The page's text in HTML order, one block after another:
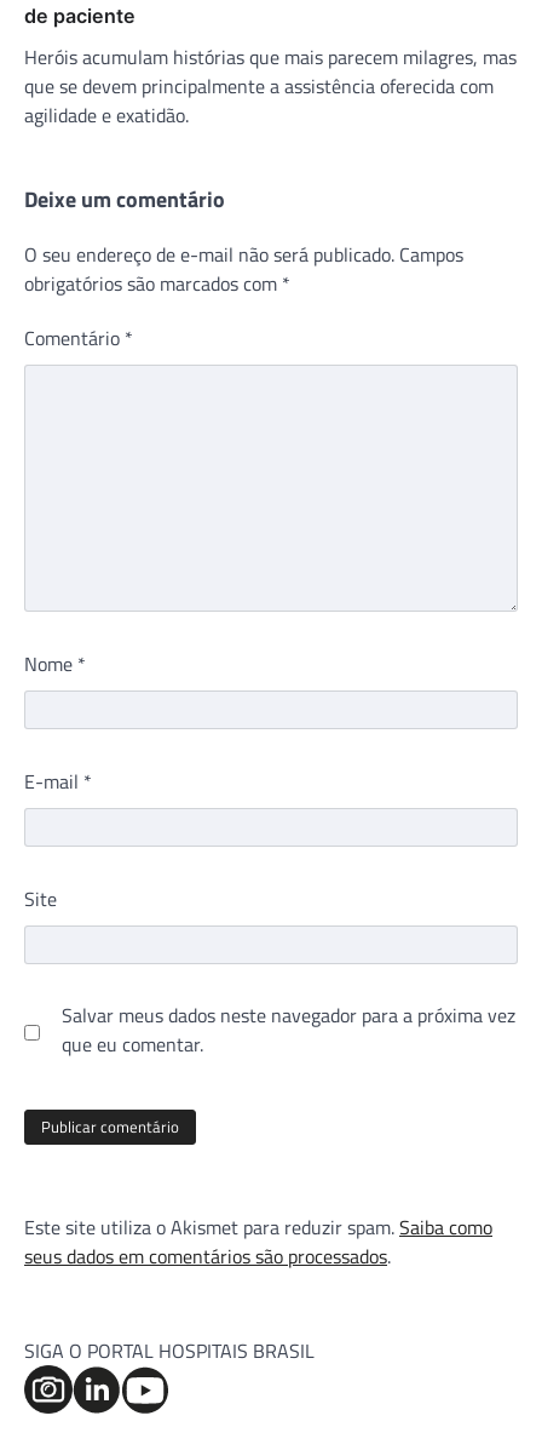
de paciente
Heróis acumulam histórias que mais parecem milagres, mas
que se devem principalmente a assistência oferecida com
agilidade e exatidão.
Deixe um comentário
O seu endereço de e-mail não será publicado. Campos
obrigatórios são marcados com *
Comentário *
Nome *
E-mail *
Site
Salvar meus dados neste navegador para a próxima vez
que eu comentar.
Este site utiliza o Akismet para reduzir spam.Saiba como
seus dados em comentários são processados.
SIGA O PORTAL HOSPITAIS BRASIL